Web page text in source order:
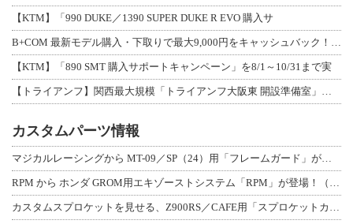
【KTM】「990 DUKE／1390 SUPER DUKE R EVO 購入サ
【KTM】「890 SMT 購入サポートキャンペーン」を8/1～10/31まで実
カスタムパーツ情報